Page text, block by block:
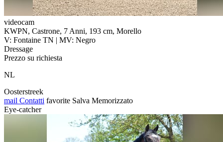
videocam
KWPN, Castrone, 7 Anni, 193 cm, Morello
V: Fontaine TN | MV: Negro
Dressage
Prezzo su richiesta
NL
Oosterstreek
mail Contatti favorite Salva Memorizzato
Eye-catcher